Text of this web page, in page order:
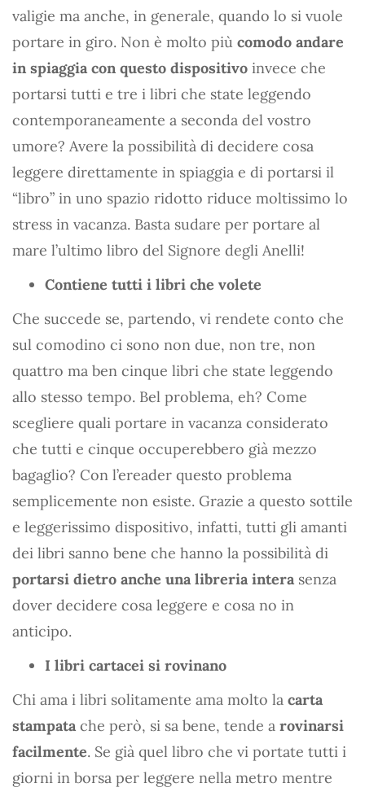
valigie ma anche, in generale, quando lo si vuole
portare in giro. Non è molto più comodo andare
in spiaggia con questo dispositivo invece che
portarsi tutti e tre i libri che state leggendo
contemporaneamente a seconda del vostro
umore? Avere la possibilità di decidere cosa
leggere direttamente in spiaggia e di portarsi il
“libro” in uno spazio ridotto riduce moltissimo lo
stress in vacanza. Basta sudare per portare al
mare l’ultimo libro del Signore degli Anelli!
Contiene tutti i libri che volete
Che succede se, partendo, vi rendete conto che
sul comodino ci sono non due, non tre, non
quattro ma ben cinque libri che state leggendo
allo stesso tempo. Bel problema, eh? Come
scegliere quali portare in vacanza considerato
che tutti e cinque occuperebbero già mezzo
bagaglio? Con l’ereader questo problema
semplicemente non esiste. Grazie a questo sottile
e leggerissimo dispositivo, infatti, tutti gli amanti
dei libri sanno bene che hanno la possibilità di
portarsi dietro anche una libreria intera senza
dover decidere cosa leggere e cosa no in
anticipo.
I libri cartacei si rovinano
Chi ama i libri solitamente ama molto la carta
stampata che però, si sa bene, tende a rovinarsi
facilmente. Se già quel libro che vi portate tutti i
giorni in borsa per leggere nella metro mentre